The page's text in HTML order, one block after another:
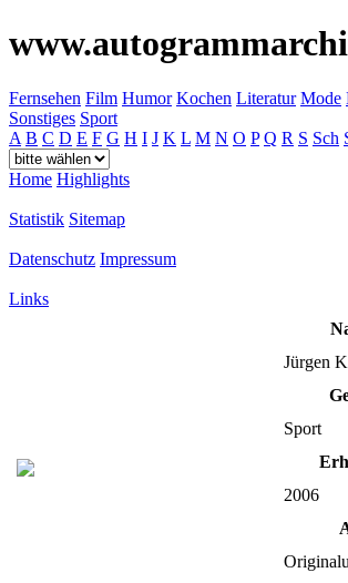
Fernsehen Film Humor Kochen Literatur Mode
Sonstiges Sport
A B C D E F G H I J K L M N O P Q R S Sch
Home Highlights
Statistik Sitemap
Datenschutz Impressum
Links
Jürgen
Sport
2006